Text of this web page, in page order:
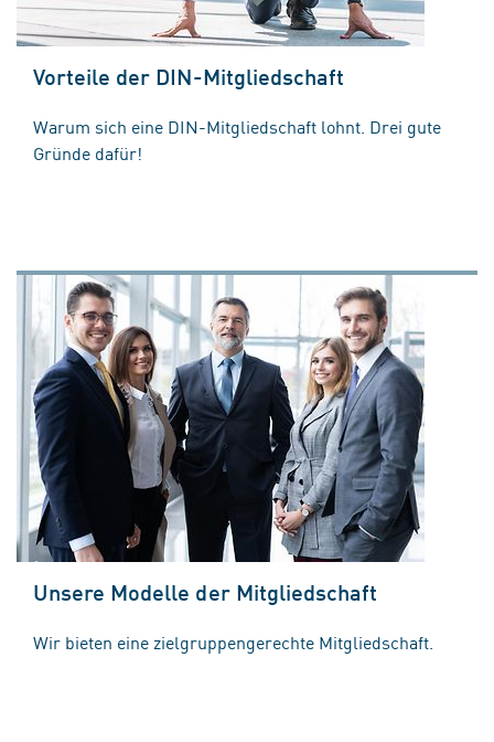
Vorteile der DIN-Mitgliedschaft
Warum sich eine DIN-Mitgliedschaft lohnt. Drei gute
Gründe dafür!
Unsere Modelle der Mitgliedschaft
Wir bieten eine zielgruppengerechte Mitgliedschaft.